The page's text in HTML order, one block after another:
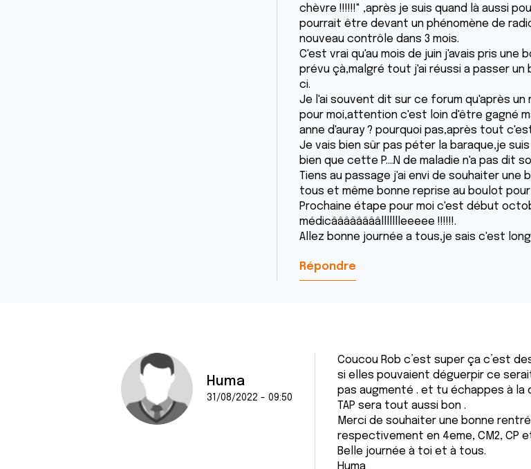
chèvre !!!!!!" ,après je suis quand là aussi
pourrait être devant un phénomène de
nouveau contrôle dans 3 mois.
C'est vrai qu'au mois de juin j'avais pris
prévu çà,malgré tout j'ai réussi a passer un
ci.
Je l'ai souvent dit sur ce forum qu'après
pour moi,attention c'est loin d'être gagné
anne d'auray ? pourquoi pas,après tout
Je vais bien sûr pas péter la baraque,je
bien que cette P....N de maladie n'a pas dit
Tiens au passage j'ai envi de souhaiter
tous et même bonne reprise au boulot
Prochaine étape pour moi c'est début
médicââââââââllllllleeeee !!!!!!.
Allez bonne journée a tous,je sais c'est
Répondre
Huma
31/08/2022 - 09:50
Coucou Rob c’est super ça c’est
si elles pouvaient déguerpir ce
pas augmenté . et tu échappes à la
TAP sera tout aussi bon .
Merci de souhaiter une bonne
respectivement en 4eme, CM2, CP
Belle journée à toi et à tous.
Huma